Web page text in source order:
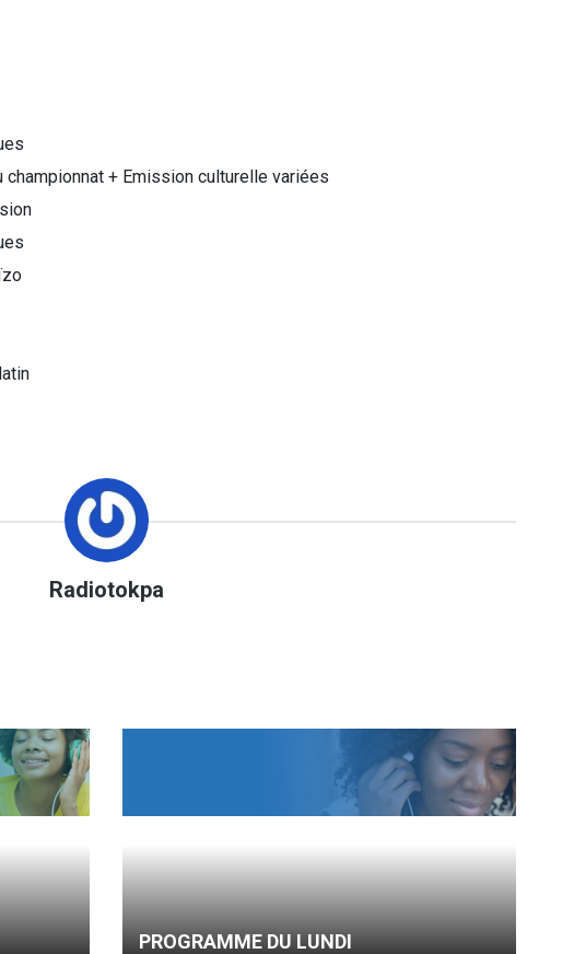
+ Emission culturelle variées
radiotokpa
PROGRAMME DU LUNDI